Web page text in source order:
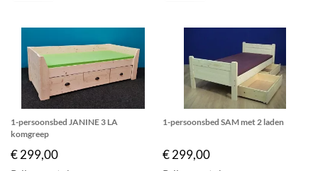
1-persoonsbed JANINE 3 LA
komgreep
€ 299,00
1-persoonsbed SAM met 2 laden
€ 299,00